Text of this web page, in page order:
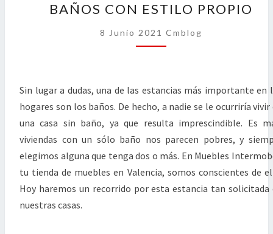
CON
ESTILO
PROPIO
BAÑOS CON ESTILO PROPIO
8 Junio 2021 Cmblog
Sin lugar a dudas, una de las estancias más importante en
hogares son los baños. De hecho, a nadie se le ocurriría vivir
una casa sin baño, ya que resulta imprescindible. Es
viviendas con un sólo baño nos parecen pobres, y
elegimos alguna que tenga dos o más. En Muebles
tu tienda de muebles en Valencia, somos conscientes de
Hoy haremos un recorrido por esta estancia tan solicitada
nuestras casas.